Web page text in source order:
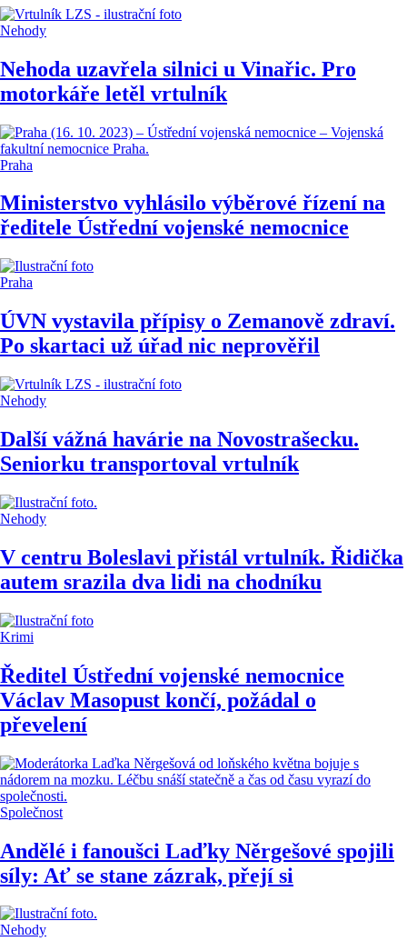
Nehody
Nehoda uzavřela silnici u Vinařic. Pro
motorkáře letěl vrtulník
Praha
Ministerstvo vyhlásilo výběrové řízení na
ředitele Ústřední vojenské nemocnice
Praha
ÚVN vystavila přípisy o Zemanově zdraví.
Po skartaci už úřad nic neprověřil
Nehody
Další vážná havárie na Novostrašecku.
Seniorku transportoval vrtulník
Nehody
V centru Boleslavi přistál vrtulník. Řidička
autem srazila dva lidi na chodníku
Krimi
Ředitel Ústřední vojenské nemocnice
Václav Masopust končí, požádal o
převelení
Společnost
Andělé i fanoušci Laďky Něrgešové spojili
síly: Ať se stane zázrak, přejí si
Nehody